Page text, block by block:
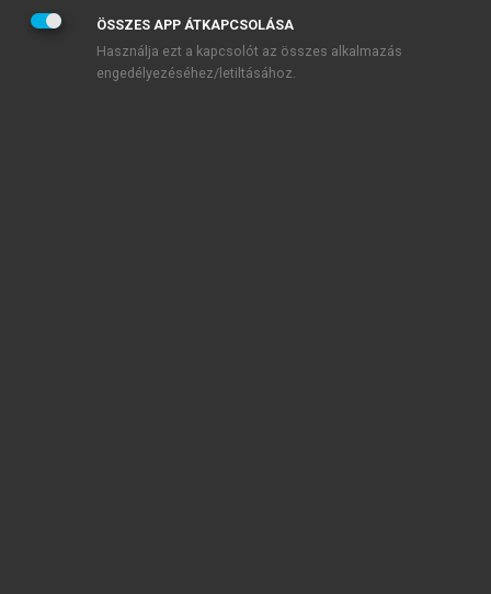
ÖSSZES APP ÁTKAPCSOLÁSA
Használja ezt a kapcsolót az összes alkalmazás
engedélyezéséhez/letiltásához.